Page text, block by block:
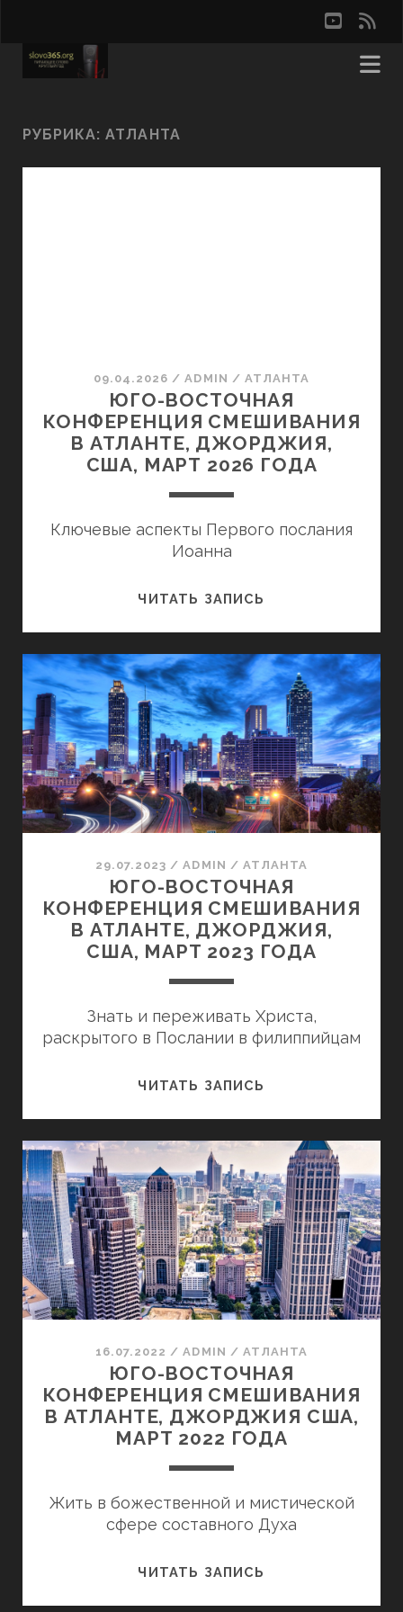
rss
РУБРИКА: АТЛАНТА
09.04.2026 /ADMIN / АТЛАНТА
ЮГО-ВОСТОЧНАЯ
КОНФЕРЕНЦИЯ СМЕШИВАНИЯ
В АТЛАНТЕ, ДЖОРДЖИЯ,
США, МАРТ 2026 ГОДА
Ключевые аспекты Первого послания
Иоанна
ЧИТАТЬ ЗАПИСЬ
СМЕШИВАНИЯ
В
АТЛАНТЕ,
ДЖОРДЖИЯ,
США,
МАРТ
2026
29.07.2023 /ADMIN / АТЛАНТА
ЮГО-ВОСТОЧНАЯ
КОНФЕРЕНЦИЯ СМЕШИВАНИЯ
В АТЛАНТЕ, ДЖОРДЖИЯ,
США, МАРТ 2023 ГОДА
Знать и переживать Христа,
раскрытого в Послании в филиппийцам
ЧИТАТЬ ЗАПИСЬ
СМЕШИВАНИЯ
В
АТЛАНТЕ,
ДЖОРДЖИЯ,
США,
МАРТ
2023
16.07.2022 /ADMIN / АТЛАНТА
ЮГО-ВОСТОЧНАЯ
КОНФЕРЕНЦИЯ СМЕШИВАНИЯ
В АТЛАНТЕ, ДЖОРДЖИЯ США,
МАРТ 2022 ГОДА
Жить в божественной и мистической
сфере составного Духа
ЧИТАТЬ ЗАПИСЬ